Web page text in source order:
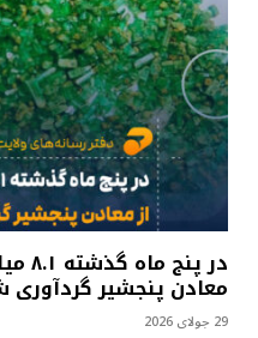
در
معادن پنجشیر
29 جولای 2026